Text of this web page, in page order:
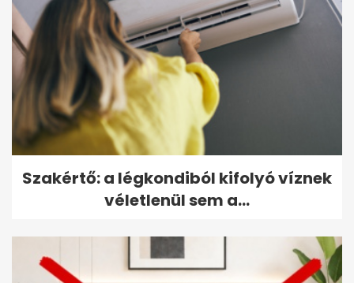
Szakértő: a légkondiból kifolyó víznek
véletlenül sem a...